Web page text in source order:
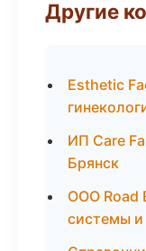
Другие
Esthetic
ИП Care
Брянск
ООО Road
системы и